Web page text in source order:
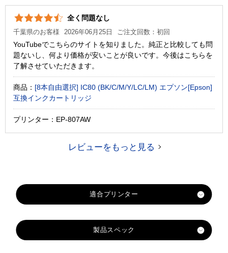
全く問題なし
千葉県のお客様 2026年06月25日 ご注文回数：初回
YouTubeでこちらのサイトを知りました。純正と比較しても問
題ないし、何より価格が安いことが良いです。今後はこちらを
了解させていただきます。
商品： [8本自由選択] IC80 (BK/C/M/Y/LC/LM) エプソン[Epson]
互換インクカートリッジ
プリンター：EP-807AW
レビューをもっと見る
製品スペック